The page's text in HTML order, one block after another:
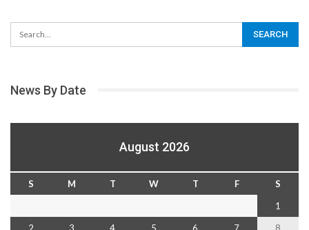
News By Date
August 2026
S M T W T F
S
1
2
3 4 5 6 7
8